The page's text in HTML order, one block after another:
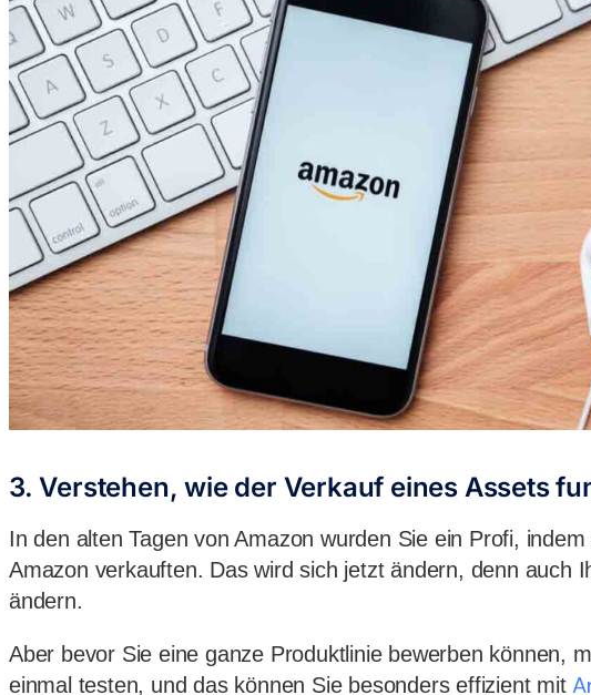
3. Verstehen, wie der Verkauf eines Assets
In den alten Tagen von Amazon wurden Sie ein Profi,
Amazon verkauften. Das wird sich jetzt ändern, denn auch
ändern.
Aber bevor Sie eine ganze Produktlinie bewerben können,
einmal testen, und das können Sie besonders effizient mit